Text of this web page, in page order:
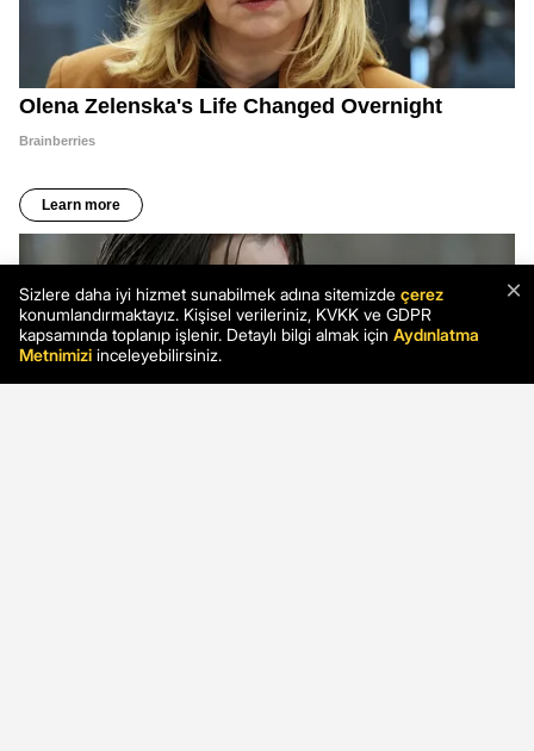
×
Sizlere daha iyi hizmet sunabilmek adına sitemizde çerez
konumlandırmaktayız. Kişisel verileriniz, KVKK ve GDPR
kapsamında toplanıp işlenir. Detaylı bilgi almak için Aydınlatma
Metnimizi inceleyebilirsiniz.